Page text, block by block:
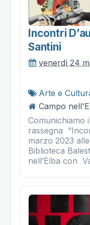
Incontri
Santini
venerdì 24
Arte e
Campo
Comunichiamo
rassegna
marzo 2023
Biblioteca
nell’Elba con